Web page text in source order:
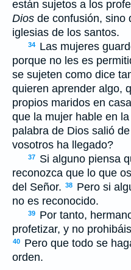
están sujetos a los
Dios de confusión, sino
iglesias de los santos.
34
Las mujeres
porque no les es
se sujeten como dice
quieren aprender algo,
propios maridos en
que la mujer hable en
palabra de Dios salió
vosotros ha llegado?
37
Si alguno piensa
reconozca que lo que
del Señor. 38 Pero si
no es reconocido.
39
Por tanto,
profetizar, y no
40
Pero que todo se
orden.